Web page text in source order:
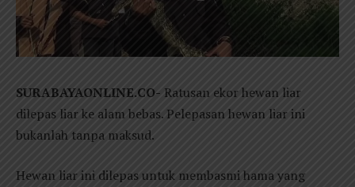
SURABAYAONLINE.CO- Ratusan ekor hewan liar
dilepas liar ke alam bebas. Pelepasan hewan liar ini
bukanlah tanpa maksud.
Hewan liar ini dilepas untuk membasmi hama yang